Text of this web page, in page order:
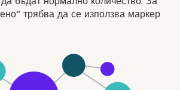
трябва да се използва маркер